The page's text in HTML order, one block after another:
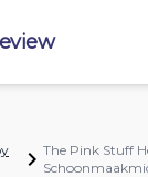
The Pink Stuff